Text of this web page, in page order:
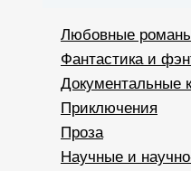
Любовные
Фантастика и
Документальные
Приключения
Проза
Научные и